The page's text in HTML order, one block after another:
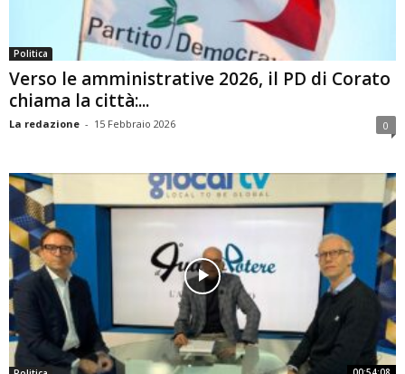
Politica
Verso le amministrative 2026, il PD di Corato
chiama la città:...
La redazione - 15 Febbraio 2026 0